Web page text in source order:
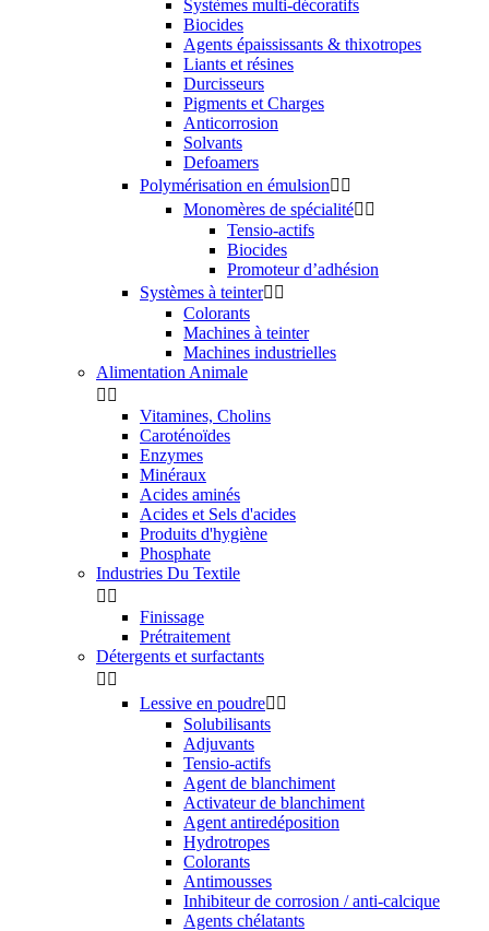
Systèmes multi-décoratifs
Biocides
Agents épaississants & thixotropes
Liants et résines
Durcisseurs
Pigments et Charges
Anticorrosion
Solvants
Defoamers
Polymérisation en émulsion 
Monomères de spécialité 
Tensio-actifs
Biocides
Promoteur d’adhésion
Systèmes à teinter 
Colorants
Machines à teinter
Machines industrielles
Alimentation Animale
 
Vitamines, Cholins
Caroténoïdes
Enzymes
Minéraux
Acides aminés
Acides et Sels d'acides
Produits d'hygiène
Phosphate
Industries Du Textile
 
Finissage
Prétraitement
Détergents et surfactants
 
Lessive en poudre 
Solubilisants
Adjuvants
Tensio-actifs
Agent de blanchiment
Activateur de blanchiment
Agent antiredéposition
Hydrotropes
Colorants
Antimousses
Inhibiteur de corrosion / anti-calcique
Agents chélatants